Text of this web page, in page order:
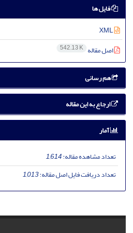
فایل ها
اصل مقاله 542.13 K
هم رسانی
ارجاع به این مقاله
آمار
تعداد مشاهده مقاله:1,614
تعداد دریافت فایل اصل مقاله:1,013